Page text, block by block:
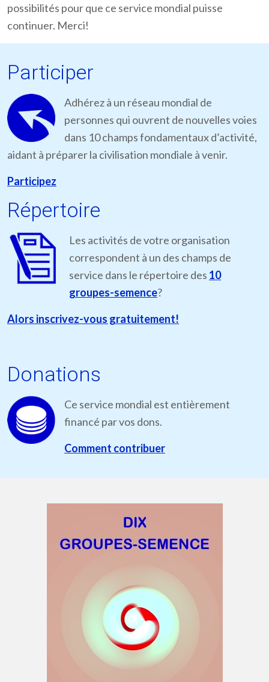
possibilités pour que ce service mondial puisse
continuer. Merci!
Participer
Adhérez à un réseau mondial de
personnes qui ouvrent de nouvelles voies
dans 10 champs fondamentaux d’activité,
aidant à préparer la civilisation mondiale à venir.
Participez
Répertoire
Les activités de votre organisation
correspondent à un des champs de
service dans le répertoire des 10
groupes-semence?
Alors inscrivez-vous gratuitement!
Donations
Ce service mondial est entièrement
financé par vos dons.
Comment contribuer